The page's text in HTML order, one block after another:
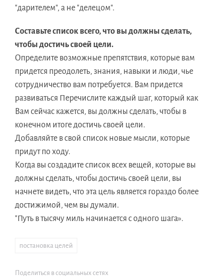
"дарителем", а не "делецом".
Составьте список всего, что вы должны сделать,
чтобы достичь своей цели.
Определите возможные препятствия, которые вам
придется преодолеть, знания, навыки и люди, чье
сотрудничество вам потребуется. Вам придется
развиваться Перечислите каждый шаг, который как
Вам сейчас кажется, вы должны сделать, чтобы в
конечном итоге достичь своей цели.
Добавляйте в свой список новые мысли, которые
придут по ходу.
Когда вы создадите список всех вещей, которые вы
должны сделать, чтобы достичь своей цели, вы
начнете видеть, что эта цель является гораздо более
достижимой, чем вы думали.
"Путь в тысячу миль начинается с одного шага».
постановка целей
Поделиться в социальных сетях